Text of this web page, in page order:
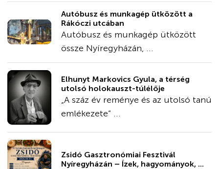
Autóbusz és munkagép ütközött a
Rákóczi utcában
Autóbusz és munkagép ütközött
össze Nyíregyházán, ...
Elhunyt Markovics Gyula, a térség
utolsó holokauszt-túlélője
„A száz év reménye és az utolsó tanú
emlékezete” ...
Zsidó Gasztronómiai Fesztivál
Nyíregyházán – Ízek, hagyományok, ...